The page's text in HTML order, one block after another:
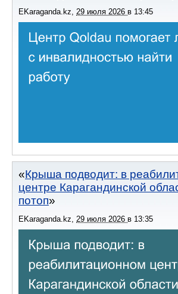
EKaraganda.kz 29 июля 2026 в 13:45
Крыша подводит: в
центре Карагандинской
потоп
EKaraganda.kz 29 июля 2026 в 13:35